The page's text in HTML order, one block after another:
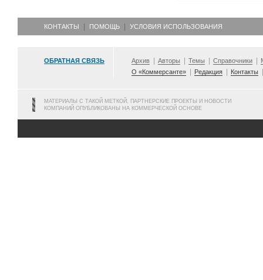
КОНТАКТЫ ПОМОЩЬ УСЛОВИЯ ИСПОЛЬЗОВАНИЯ
ОБРАТНАЯ СВЯЗЬ Архив Авторы Темы Справочники
О «Коммерсанте»
Редакция Контакты
МАТЕРИАЛЫ С ТАКОЙ МЕТКОЙ, ПАРТНЕРСКИЕ ПРОЕКТЫ И НОВОСТИ
КОМПАНИЙ ОПУБЛИКОВАНЫ НА КОММЕРЧЕСКОЙ ОСНОВЕ